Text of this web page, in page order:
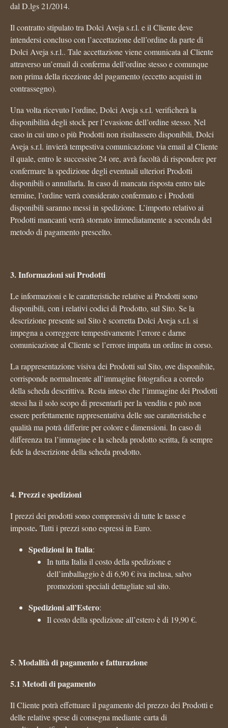
dal D.lgs 21/2014.
Il contratto stipulato tra Dolci Aveja s.r.l. e il Cliente deve
intendersi concluso con l’accettazione dell’ordine da parte di
Dolci Aveja s.r.l.. Tale accettazione viene comunicata al Cliente
attraverso un’email di conferma dell’ordine stesso e comunque
non prima della ricezione del pagamento (eccetto acquisti in
contrassegno).
Una volta ricevuto l’ordine, Dolci Aveja s.r.l. verificherà la
disponibilità degli stock per l’evasione dell’ordine stesso. Nel
caso in cui uno o più Prodotti non risultassero disponibili, Dolci
Aveja s.r.l. invierà tempestiva comunicazione via email al Cliente
il quale, entro le successive 24 ore, avrà facoltà di rispondere per
confermare la spedizione degli eventuali ulteriori Prodotti
disponibili o annullarla. In caso di mancata risposta entro tale
termine, l’ordine verrà considerato confermato e i Prodotti
disponibili saranno messi in spedizione. L’importo relativo ai
Prodotti mancanti verrà stornato immediatamente a seconda del
metodo di pagamento prescelto.
3. Informazioni sui Prodotti
Le informazioni e le caratteristiche relative ai Prodotti sono
disponibili, con i relativi codici di Prodotto, sul Sito. Se la
descrizione presente sul Sito è scorretta Dolci Aveja s.r.l. si
impegna a correggere tempestivamente l’errore e darne
comunicazione al Cliente se l’errore impatta un ordine in corso.
La rappresentazione visiva dei Prodotti sul Sito, ove disponibile,
corrisponde normalmente all’immagine fotografica a corredo
della scheda descrittiva. Resta inteso che l’immagine dei Prodotti
stessi ha il solo scopo di presentarli per la vendita e può non
essere perfettamente rappresentativa delle sue caratteristiche e
qualità ma potrà differire per colore e dimensioni. In caso di
differenza tra l’immagine e la scheda prodotto scritta, fa sempre
fede la descrizione della scheda prodotto.
4. Prezzi e spedizioni
I prezzi dei prodotti sono comprensivi di tutte le tasse e
imposte. Tutti i prezzi sono espressi in Euro.
Spedizioni in Italia:
In tutta Italia il costo della spedizione e
dell’imballaggio è di 6,90 € iva inclusa, salvo
promozioni speciali dettagliate sul sito.
Spedizioni all’Estero:
Il costo della spedizione all’estero è di 19,90 €.
5. Modalità di pagamento e fatturazione
5.1 Metodi di pagamento
Il Cliente potrà effettuare il pagamento del prezzo dei Prodotti e
delle relative spese di consegna mediante carta di